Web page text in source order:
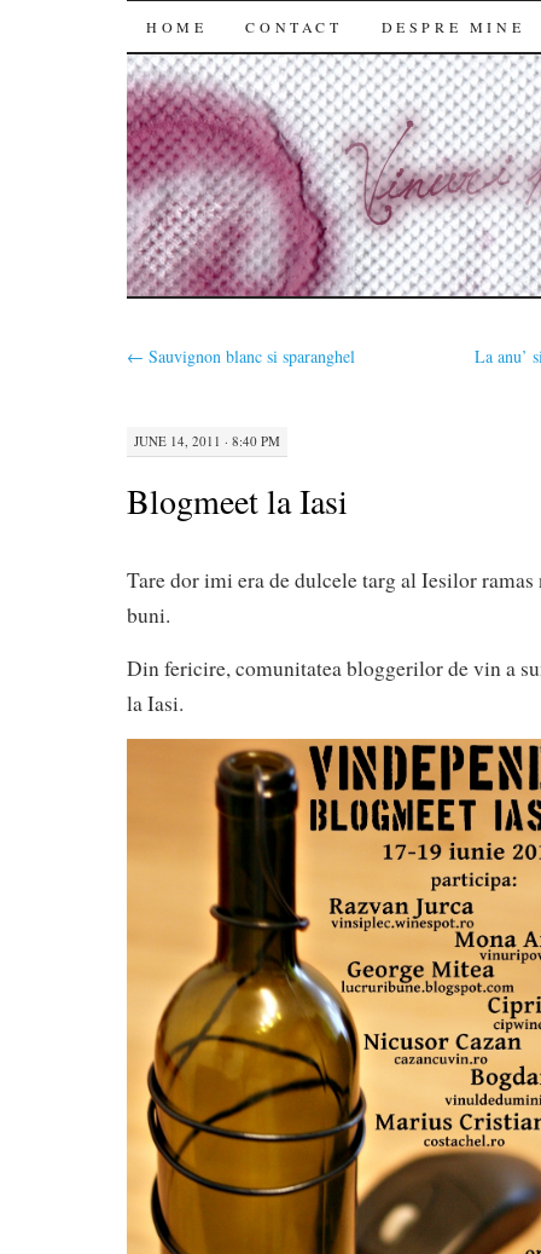
SKIP
TO
CONTENT
HOME CONTACT DESPRE MINE
← Sauvignon blanc si sparanghel La anu’
JUNE 14, 2011 · 8:40 PM
Blogmeet la Iasi
Tare dor imi era de dulcele targ al Iesilor
buni.
Din fericire, comunitatea bloggerilor de vin a
la Iasi.